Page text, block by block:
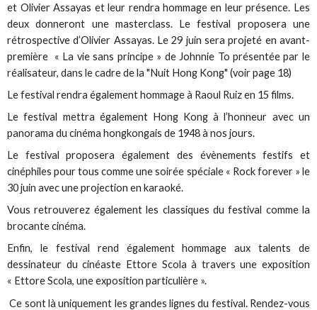
et Olivier Assayas et leur rendra hommage en leur présence. Les
deux donneront une masterclass. Le festival proposera une
rétrospective d’Olivier Assayas. Le 29 juin sera projeté en avant-
première « La vie sans principe » de Johnnie To présentée par le
réalisateur, dans le cadre de la "Nuit Hong Kong" (voir page 18)
Le festival rendra également hommage à Raoul Ruiz en 15 films.
Le festival mettra également Hong Kong à l’honneur avec un
panorama du cinéma hongkongais de 1948 à nos jours.
Le festival proposera également des évènements festifs et
cinéphiles pour tous comme une soirée spéciale « Rock forever » le
30 juin avec une projection en karaoké.
Vous retrouverez également les classiques du festival comme la
brocante cinéma.
Enfin, le festival rend également hommage aux talents de
dessinateur du cinéaste Ettore Scola à travers une exposition
« Ettore Scola, une exposition particulière ».
Ce sont là uniquement les grandes lignes du festival. Rendez-vous